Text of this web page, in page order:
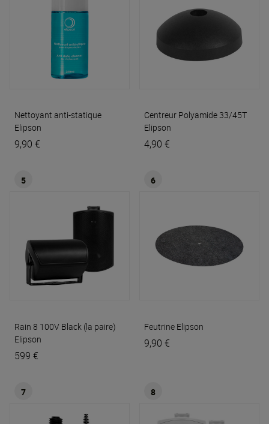
Nettoyant anti-statique
Elipson
9,90 €
Centreur Polyamide 33/45T
Elipson
4,90 €
5
Rain 8 100V Black (la paire)
Elipson
599 €
6
Feutrine Elipson
9,90 €
7 8